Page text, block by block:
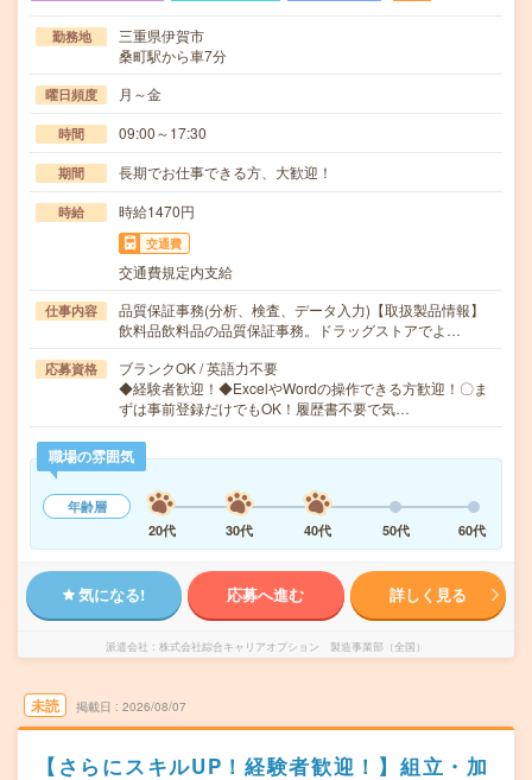
勤務地
三重県伊賀市
桑町駅から車7分
曜日頻度 月～金
時間 09:00～17:30
期間 長期でお仕事できる方、大歓迎！
時給 時給1470円
交通費
交通費規定内支給
仕事内容
品質保証事務(分析、検査、データ入力)【取扱製品情報】
飲料品飲料品の品質保証事務。ドラッグストアでよ…
応募資格
ブランクOK / 英語力不要
◆経験者歓迎！◆ExcelやWordの操作できる方歓迎！〇ま
ずは事前登録だけでもOK！履歴書不要で気…
職場の雰囲気
年齢層
20代
30代 40代 50代 60代
気になる! 応募へ進む 詳しく見る
派遣会社 株式会社綜合キャリアオプション 製造事業部（全国）
未読 掲載日 2026/08/07
【さらにスキルUP！経験者歓迎！】組立・加